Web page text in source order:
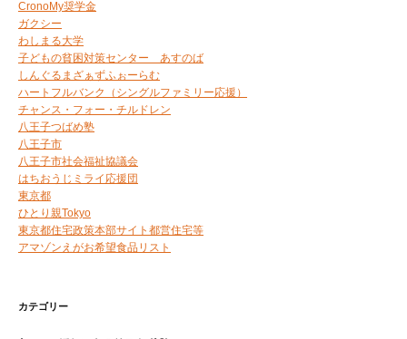
CronoMy奨学金
ガクシー
わしまる大学
子どもの貧困対策センター あすのば
しんぐるまざぁずふぉーらむ
ハートフルバンク（シングルファミリー応援）
チャンス・フォー・チルドレン
八王子つばめ塾
八王子市
八王子市社会福祉協議会
はちおうじミライ応援団
東京都
ひとり親Tokyo
東京都住宅政策本部サイト都営住宅等
アマゾンえがお希望食品リスト
カテゴリー